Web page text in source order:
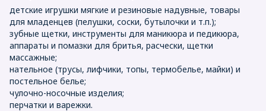
детские игрушки мягкие и резиновые надувные, товары
для младенцев (пелушки, соски, бутылочки и т.п.);
зубные щетки, инструменты для маникюра и педикюра,
аппараты и помазки для бритья, расчески, щетки
массажные;
нательное (трусы, лифчики, топы, термобелье, майки) и
постельное белье;
чулочно-носочные изделия;
перчатки и варежки.